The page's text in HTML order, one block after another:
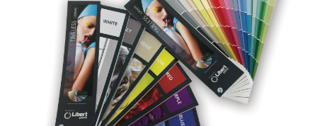
Contacts
Aalterpaint
NL FR EN